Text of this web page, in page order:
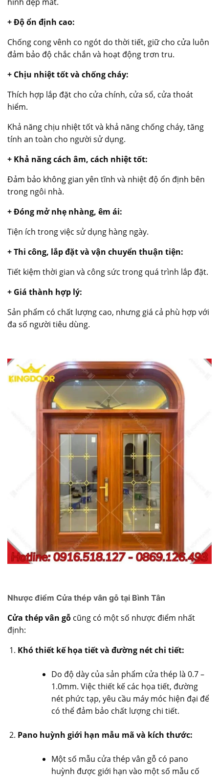
+ Độ ổn định cao:
Chống cong vênh co ngót do thời tiết, giữ cho cửa luôn
đảm bảo độ chắc chắn và hoạt động trơn tru.
+ Chịu nhiệt tốt và chống cháy:
Thích hợp lắp đặt cho cửa chính, cửa sổ, cửa thoát
hiểm.
Khả năng chịu nhiệt tốt và khả năng chống cháy, tăng
tính an toàn cho người sử dụng.
+ Khả năng cách âm, cách nhiệt tốt:
Đảm bảo không gian yên tĩnh và nhiệt độ ổn định bên
trong ngôi nhà.
+ Đóng mở nhẹ nhàng, êm ái:
Tiện ích trong việc sử dụng hàng ngày.
+ Thi công, lắp đặt và vận chuyển thuận tiện:
Tiết kiệm thời gian và công sức trong quá trình lắp đặt.
+ Giá thành hợp lý:
Sản phẩm có chất lượng cao, nhưng giá cả phù hợp với
đa số người tiêu dùng.
Nhược điểm Cửa thép vân gỗ tại Bình Tân
Cửa thép vân gỗ cũng có một số nhược điểm nhất
định:
Khó thiết kế họa tiết và đường nét chi tiết:
Do độ dày của sản phẩm cửa thép là 0.7 –
1.0mm. Việc thiết kế các họa tiết, đường
nét phức tạp, yêu cầu máy móc hiện đại để
có thể đảm bảo chất lượng chi tiết.
Pano huỳnh giới hạn mẫu mã và kích thước:
Một số mẫu cửa thép vân gỗ có pano
huỳnh được giới hạn vào một số mẫu cố